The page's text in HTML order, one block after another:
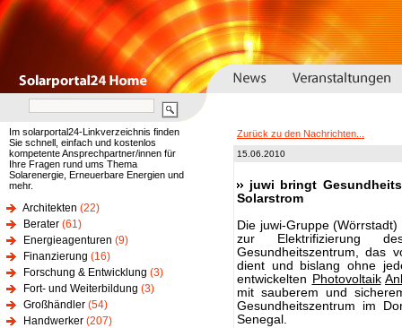
Im solarportal24-Linkverzeichnis finden
Sie schnell, einfach und kostenlos
kompetente Ansprechpartner/innen für
Ihre Fragen rund ums Thema
Solarenergie, Erneuerbare Energien und
mehr.
Architekten (22)
Berater (61)
Energieagenturen (9)
Finanzierung (16)
Forschung & Entwicklung (3)
Fort- und Weiterbildung (3)
Großhändler (54)
Handwerker (207)
Zurück zu den Nachrichten...
15.06.2010
juwi bringt
Solarstrom
Die juwi-Gruppe
zur Elektrifizierung
Gesundheitszentrum, das
dient und bislang ohne
entwickelten Photovoltaik
mit sauberem und
Gesundheitszentrum im
Senegal.